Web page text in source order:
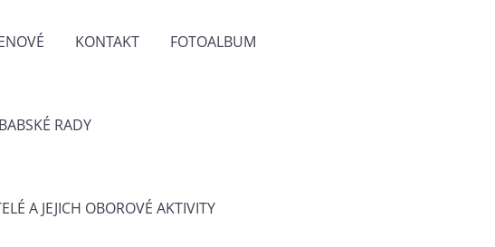
KONTAKT FOTOALBUM
BABSKÉ RADY
A JEJICH OBOROVÉ AKTIVITY